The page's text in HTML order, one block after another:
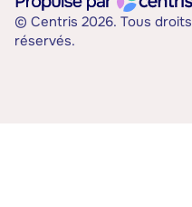
© Centris 2026. Tous droits
réservés.